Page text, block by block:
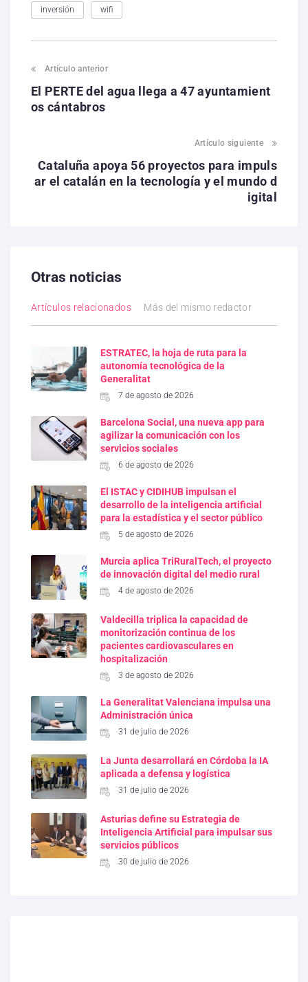
inversión wifi
Artículo anterior
El PERTE del agua llega a 47 ayuntamient
os cántabros
Artículo siguiente
Cataluña apoya 56 proyectos para impuls
ar el catalán en la tecnología y el mundo d
igital
Otras noticias
Artículos relacionados Más del mismo redactor
ESTRATEC, la hoja de ruta para la
autonomía tecnológica de la
Generalitat
7 de agosto de 2026
Barcelona Social, una nueva app para
agilizar la comunicación con los
servicios sociales
6 de agosto de 2026
El ISTAC y CIDIHUB impulsan el
desarrollo de la inteligencia artificial
para la estadística y el sector público
5 de agosto de 2026
Murcia aplica TriRuralTech, el proyecto
de innovación digital del medio rural
4 de agosto de 2026
Valdecilla triplica la capacidad de
monitorización continua de los
pacientes cardiovasculares en
hospitalización
3 de agosto de 2026
La Generalitat Valenciana impulsa una
Administración única
31 de julio de 2026
La Junta desarrollará en Córdoba la IA
aplicada a defensa y logística
31 de julio de 2026
Asturias define su Estrategia de
Inteligencia Artificial para impulsar sus
servicios públicos
30 de julio de 2026